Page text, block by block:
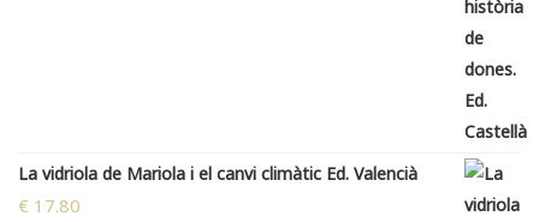
La vidriola de Mariola i el canvi climàtic Ed. Valencià
€ 17.80